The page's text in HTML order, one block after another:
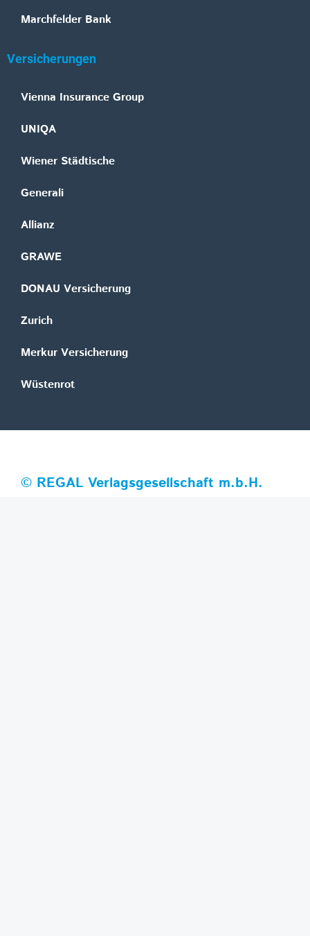
Marchfelder Bank
Versicherungen
Vienna Insurance Group
UNIQA
Wiener Städtische
Generali
Allianz
GRAWE
DONAU Versicherung
Zurich
Merkur Versicherung
Wüstenrot
© REGAL Verlagsgesellschaft m.b.H.